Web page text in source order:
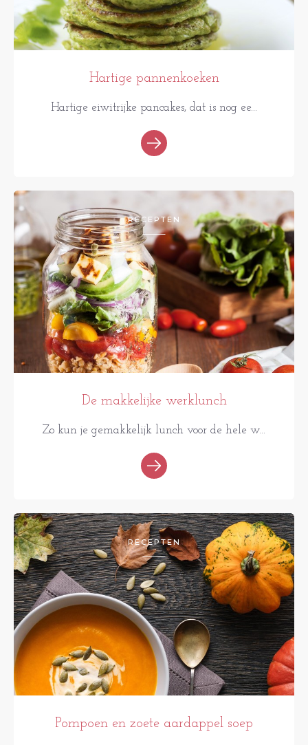
Hartige pannenkoeken
Hartige eiwitrijke pancakes, dat is nog ee...
RECEPTEN
De makkelijke werklunch
Zo kun je gemakkelijk lunch voor de hele w...
RECEPTEN
Pompoen en zoete aardappel soep